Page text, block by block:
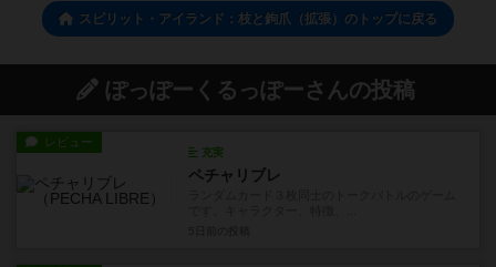
スピリット・アイランド：枝と鉤爪（拡張）のトップに戻る
ぽっぽーくるっぽーさんの投稿
レビュー
充実
ペチャリブレ